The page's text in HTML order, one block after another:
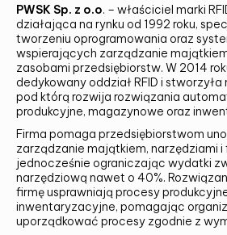
PWSK Sp. z o.o. – właściciel marki
działająca na rynku od 1992 roku,
tworzeniu oprogramowania oraz
wspierających zarządzanie
zasobami przedsiębiorstw. W 2014
dedykowany oddział RFID i stworzyła
pod którą rozwija rozwiązania
produkcyjne, magazynowe oraz
Firma pomaga przedsiębiorstwom
zarządzanie majątkiem, narzędziami
jednocześnie ograniczając wydatki
narzędziową nawet o 40%.
firmę usprawniają procesy
inwentaryzacyjne, pomagając
uporządkować procesy zgodnie z